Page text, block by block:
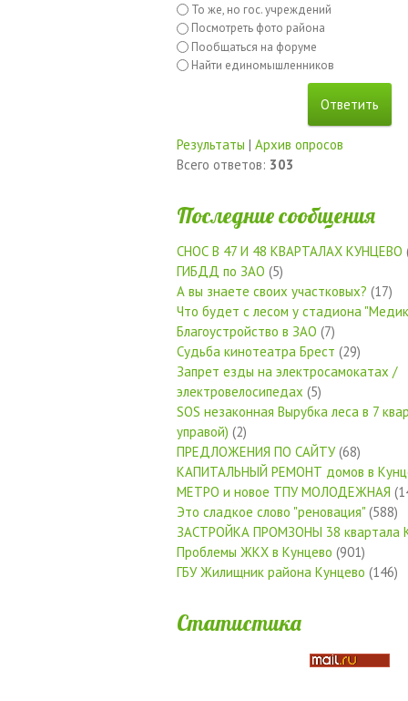
То же, но гос. учреждений
Посмотреть фото района
Пообщаться на форуме
Найти единомышленников
Результаты | Архив опросов
Всего ответов: 303
Последние сообщения
СНОС В 47 И 48 КВАРТАЛАХ КУНЦЕВО
ГИБДД по ЗАО (5)
А вы знаете своих участковых? (17)
Что будет с лесом у стадиона
Благоустройство в ЗАО (7)
Судьба кинотеатра Брест (29)
Запрет езды на электросамокатах /
электровелосипедах (5)
SOS незаконная Вырубка леса в 7
управой) (2)
ПРЕДЛОЖЕНИЯ ПО САЙТУ(68)
КАПИТАЛЬНЫЙ РЕМОНТ домов в
МЕТРО и новое ТПУ МОЛОДЕЖНАЯ
Это сладкое слово "реновация" (588)
ЗАСТРОЙКА ПРОМЗОНЫ 38 квартала
Проблемы ЖКХ в Кунцево (901)
ГБУ Жилищник района Кунцево (146)
Статистика